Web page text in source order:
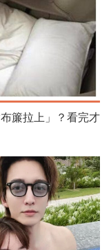
簾拉上」？看完才